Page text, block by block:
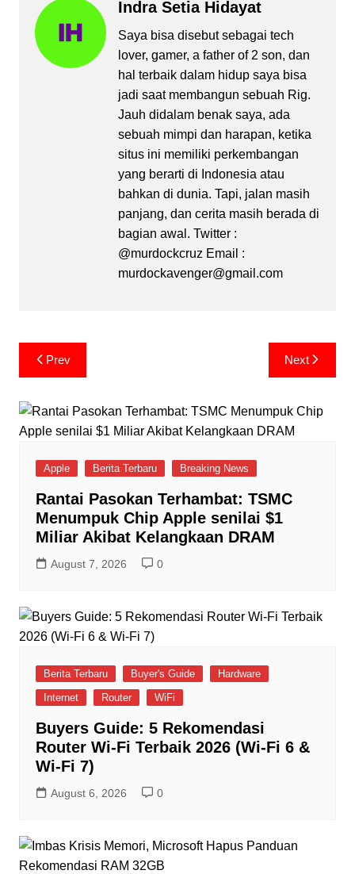
Indra Setia Hidayat
Saya bisa disebut sebagai tech
lover, gamer, a father of 2 son, dan
hal terbaik dalam hidup saya bisa
jadi saat membangun sebuah Rig.
Jauh didalam benak saya, ada
sebuah mimpi dan harapan, ketika
situs ini memiliki perkembangan
yang berarti di Indonesia atau
bahkan di dunia. Tapi, jalan masih
panjang, dan cerita masih berada di
bagian awal. Twitter :
@murdockcruz Email :
murdockavenger@gmail.com
Post
navigation
Prev Next
Apple Berita Terbaru Breaking News
Rantai Pasokan Terhambat: TSMC
Menumpuk Chip Apple senilai $1
Miliar Akibat Kelangkaan DRAM
August 7, 2026 0
Berita Terbaru Buyer's Guide
Hardware
Internet
Router WiFi
Buyers Guide: 5 Rekomendasi
Router Wi-Fi Terbaik 2026 (Wi-Fi 6 &
Wi-Fi 7)
August 6, 2026 0